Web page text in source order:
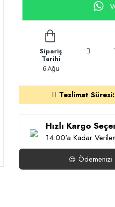
Sipariş
Tarihi
6 Ağu
Teslimat Süresi:
Hızlı Kargo
14:00’a Kadar
😍 Ödemenizi